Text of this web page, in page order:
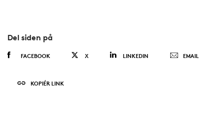
Del siden på
FACEBOOK X LINKEDIN EMAIL
KOPIÉR LINK